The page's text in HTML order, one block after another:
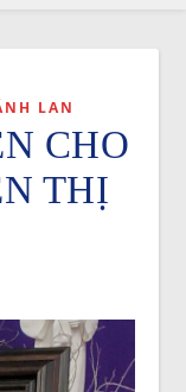
LAN
CHO
THỊ